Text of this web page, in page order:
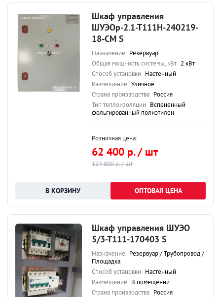
Шкаф управления
ШУЭОр-2.1-Т111Н-240219-
18-СМ S
Назначение Резервуар
Общая мощность системы, кВт 2 кВт
Способ установки Настенный
Размещение Уличное
Страна производства Россия
Тип теплоизоляции Вспененный
фольгированный полиэтилен
Розничная цена:
62 400 р. / шт
124 800 р. / шт
ОПТОВАЯ ЦЕНА
Шкаф управления ШУЭО
5/3-Т111-170403 S
Назначение Резервуар / Трубопровод /
Площадка
Способ установки Настенный
Размещение В помещении
Страна производства Россия